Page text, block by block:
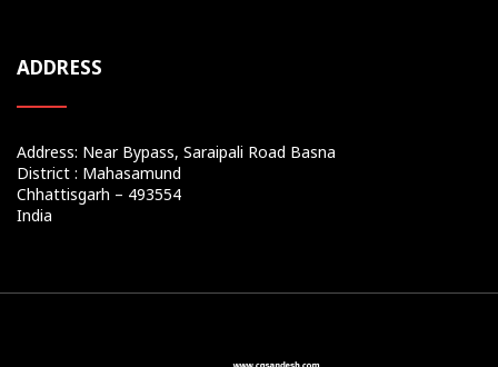
ADDRESS
Address: Near Bypass, Saraipali Road Basna
District : Mahasamund
Chhattisgarh – 493554
India